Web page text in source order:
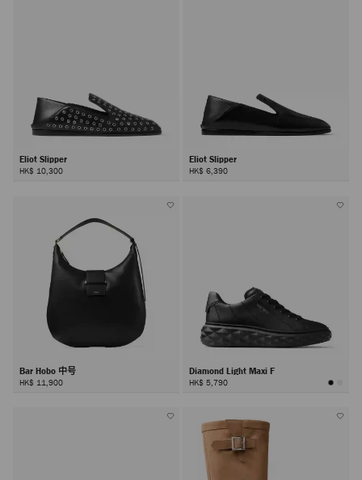
Eliot Slipper
HK$ 10,300
Eliot Slipper
HK$ 6,390
Bar Hobo 中号
HK$ 11,900
Diamond Light Maxi F
HK$ 5,790